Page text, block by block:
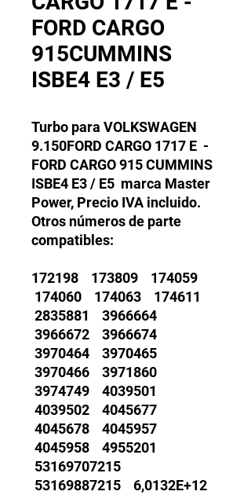
FORD CARGO
915CUMMINS
ISBE4 E3 / E5
Turbo para VOLKSWAGEN
9.150FORD CARGO 1717 E -
FORD CARGO 915 CUMMINS
ISBE4 E3 / E5 marca Master
Power, Precio IVA incluido.
Otros números de parte
compatibles:
172198 173809 174059
174060 174063 174611
2835881 3966664
3966672 3966674
3970464 3970465
3970466 3971860
3974749 4039501
4039502 4045677
4045678 4045957
4045958 4955201
53169707215
53169887215 6,0132E+12